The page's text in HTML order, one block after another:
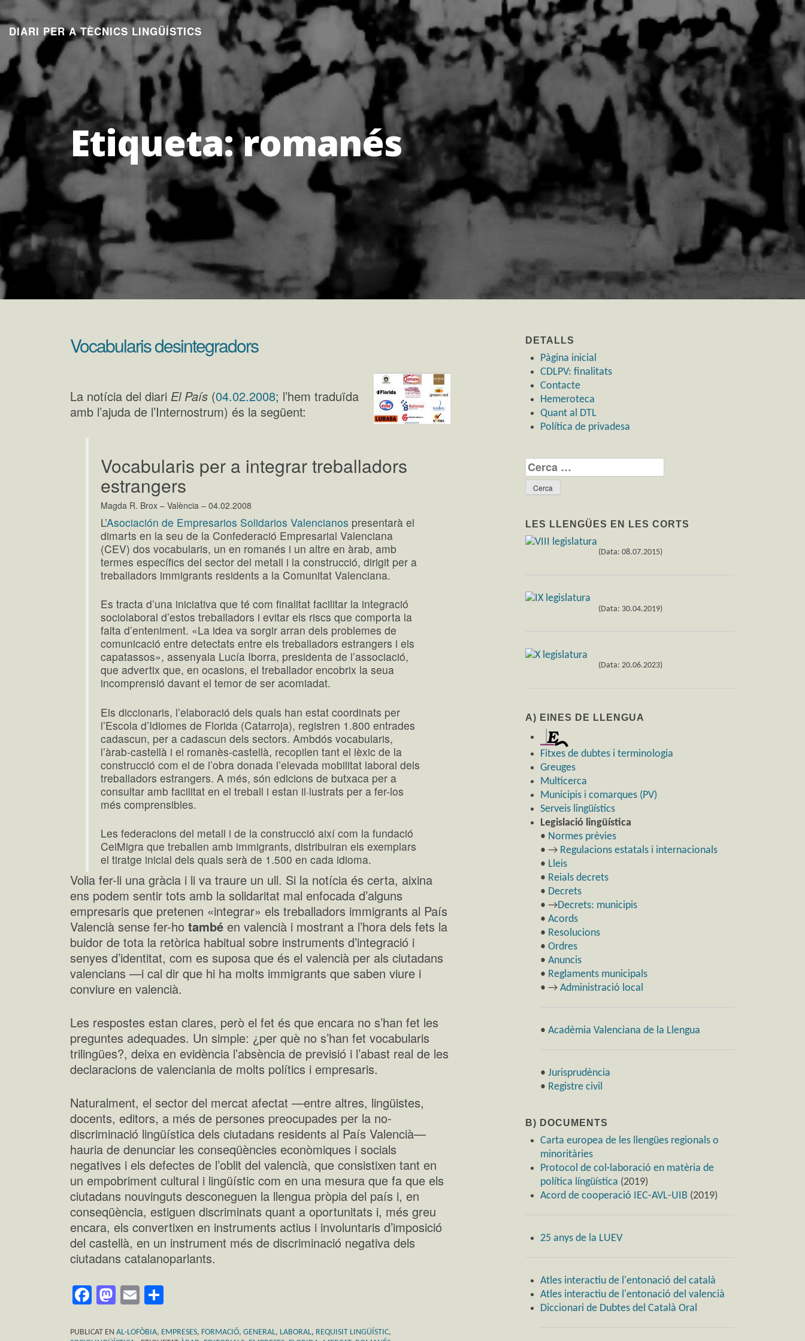
Aneu
al
contingut
DIARI PER A TÈCNICS LINGÜÍSTICS
Etiqueta:romanés
Vocabularis desintegradors
La notícia del diari El País (04.02.2008; l’hem traduïda
amb l’ajuda de l’Internostrum) és la següent:
Vocabularis per a integrar treballadors
estrangers
Magda R. Brox – València – 04.02.2008
L’Asociación de Empresarios Solidarios Valencianos presentarà el
dimarts en la seu de la Confederació Empresarial Valenciana
(CEV) dos vocabularis, un en romanés i un altre en àrab, amb
termes específics del sector del metall i la construcció, dirigit per a
treballadors immigrants residents a la Comunitat Valenciana.
Es tracta d’una iniciativa que té com finalitat facilitar la integració
sociolaboral d’estos treballadors i evitar els riscs que comporta la
falta d’enteniment. «La idea va sorgir arran dels problemes de
comunicació entre detectats entre els treballadors estrangers i els
capatassos», assenyala Lucía Iborra, presidenta de l’associació,
que advertix que, en ocasions, el treballador encobrix la seua
incomprensió davant el temor de ser acomiadat.
Els diccionaris, l’elaboració dels quals han estat coordinats per
l’Escola d’Idiomes de Florida (Catarroja), registren 1.800 entrades
cadascun, per a cadascun dels sectors. Ambdós vocabularis,
l’àrab-castellà i el romanès-castellà, recopilen tant el lèxic de la
construcció com el de l’obra donada l’elevada mobilitat laboral dels
treballadors estrangers. A més, són edicions de butxaca per a
consultar amb facilitat en el treball i estan il·lustrats per a fer-los
més comprensibles.
Les federacions del metall i de la construcció així com la fundació
CeiMigra que treballen amb immigrants, distribuiran els exemplars
el tiratge inicial dels quals serà de 1.500 en cada idioma.
Volia fer-li una gràcia i li va traure un ull. Si la notícia és certa, aixina
ens podem sentir tots amb la solidaritat mal enfocada d’alguns
empresaris que pretenen «integrar» els treballadors immigrants al País
Valencià sense fer-ho també en valencià i mostrant a l’hora dels fets la
buidor de tota la retòrica habitual sobre instruments d’integració i
senyes d’identitat, com es suposa que és el valencià per als ciutadans
valencians —i cal dir que hi ha molts immigrants que saben viure i
conviure en valencià.
Les respostes estan clares, però el fet és que encara no s’han fet les
preguntes adequades. Un simple: ¿per què no s’han fet vocabularis
trilingües?, deixa en evidència l’absència de previsió i l’abast real de les
declaracions de valenciania de molts polítics i empresaris.
Naturalment, el sector del mercat afectat —entre altres, lingüistes,
docents, editors, a més de persones preocupades per la no-
discriminació lingüística dels ciutadans residents al País Valencià—
hauria de denunciar les conseqüències econòmiques i socials
negatives i els defectes de l’oblit del valencià, que consistixen tant en
un empobriment cultural i lingüístic com en una mesura que fa que els
ciutadans nouvinguts desconeguen la llengua pròpia del país i, en
conseqüència, estiguen discriminats quant a oportunitats i, més greu
encara, els convertixen en instruments actius i involuntaris d’imposició
del castellà, en un instrument més de discriminació negativa dels
ciutadans catalanoparlants.
Facebook
Mastodon
Email
PUBLICAT EN AL·LOFÒBIA, EMPRESES, FORMACIÓ, GENERAL, LABORAL, REQUISIT LINGÜÍSTIC,
DETALLS
Pàgina inicial
CDLPV: finalitats
Contacte
Hemeroteca
Quant al DTL
Política de privadesa
Cerca:
LES LLENGÜES EN LES CORTS
(Data: 08.07.2015)
(Data: 30.04.2019)
(Data: 20.06.2023)
A) EINES DE LLENGUA
Fitxes de dubtes i terminologia
Greuges
Multicerca
Municipis i comarques (PV)
Serveis lingüístics
Legislació lingüística
• Normes prèvies
• → Regulacions estatals i internacionals
• Lleis
• Reials decrets
• Decrets
• →Decrets: municipis
• Acords
• Resolucions
• Ordres
• Anuncis
• Reglaments municipals
• → Administració local
• Acadèmia Valenciana de la Llengua
• Jurisprudència
• Registre civil
B) DOCUMENTS
Carta europea de les llengües regionals o
minoritàries
Protocol de col·laboració en matèria de
política língüística (2019)
Acord de cooperació IEC-AVL-UIB (2019)
25 anys de la LUEV
Atles interactiu de l'entonació del català
Atles interactiu de l'entonació del valencià
Diccionari de Dubtes del Català Oral